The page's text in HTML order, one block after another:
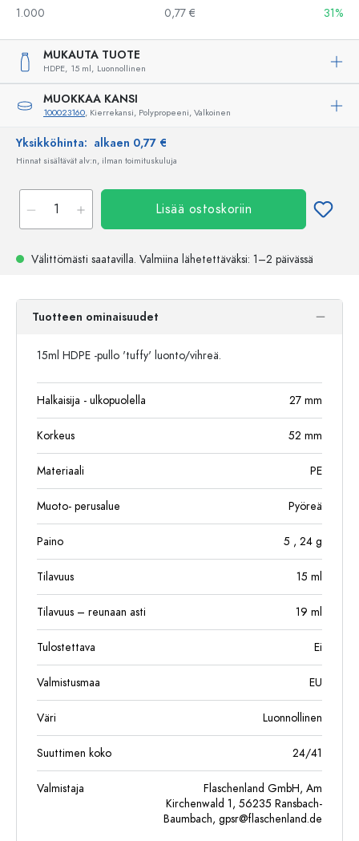
1.000
0,77 € 31%
MUKAUTA TUOTE
HDPE, 15 ml, Luonnollinen
MUOKKAA KANSI
100023160, Kierrekansi, Polypropeeni, Valkoinen
Yksikköhinta: alkaen 0,77 €
Hinnat sisältävät alv:n, ilman toimituskuluja
Lisää ostoskoriin
Välittömästi saatavilla. Valmiina lähetettäväksi: 1–2 päivässä
Tuotteen ominaisuudet
15ml HDPE -pullo 'tuffy' luonto/vihreä.
Halkaisija - ulkopuolella 27 mm
Korkeus 52 mm
Materiaali PE
Muoto- perusalue Pyöreä
Paino 5 , 24 g
Tilavuus 15 ml
Tilavuus – reunaan asti 19 ml
Tulostettava Ei
Valmistusmaa EU
Väri Luonnollinen
Suuttimen koko 24/41
Valmistaja
Flaschenland GmbH, Am
Kirchenwald 1, 56235 Ransbach-
Baumbach, gpsr@flaschenland.de